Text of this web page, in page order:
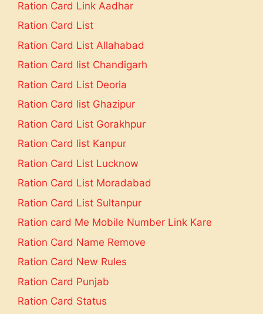
Ration Card Link Aadhar
Ration Card List
Ration Card List Allahabad
Ration Card list Chandigarh
Ration Card List Deoria
Ration Card list Ghazipur
Ration Card List Gorakhpur
Ration Card list Kanpur
Ration Card List Lucknow
Ration Card List Moradabad
Ration Card List Sultanpur
Ration card Me Mobile Number Link Kare
Ration Card Name Remove
Ration Card New Rules
Ration Card Punjab
Ration Card Status